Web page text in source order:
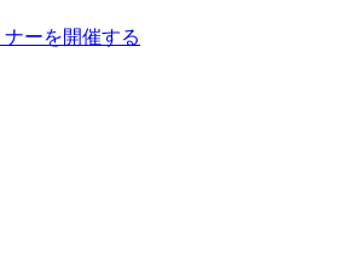
ーを開催する